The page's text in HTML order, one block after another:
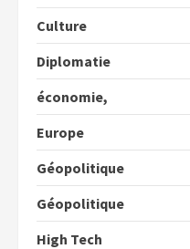
Culture
Diplomatie
économie,
Europe
Géopolitique
Géopolitique
High Tech